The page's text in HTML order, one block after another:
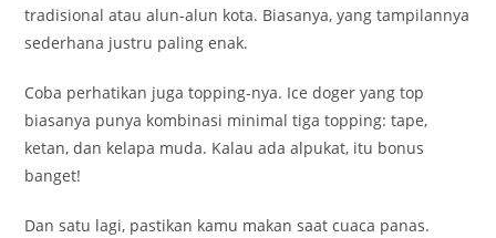
tradisional atau alun-alun kota. Biasanya, yang tampilannya
sederhana justru paling enak.
Coba perhatikan juga topping-nya. Ice doger yang top
biasanya punya kombinasi minimal tiga topping: tape,
ketan, dan kelapa muda. Kalau ada alpukat, itu bonus
banget!
Dan satu lagi, pastikan kamu makan saat cuaca panas.